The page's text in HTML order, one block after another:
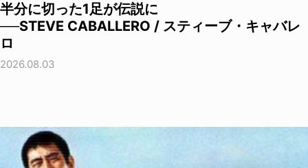
半分に切った1足が伝説に
──STEVE CABALLERO / スティーブ・キャバレ
ロ
2026.08.03